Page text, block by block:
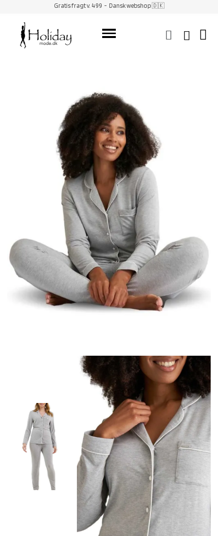
Gratis fragt v. 499 - Dansk webshop 🇩🇰